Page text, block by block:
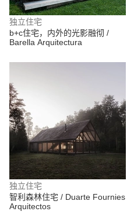
独立住宅
b+c住宅，内外的光影融彻 /
Barella Arquitectura
独立住宅
智利森林住宅 / Duarte Fournies
Arquitectos